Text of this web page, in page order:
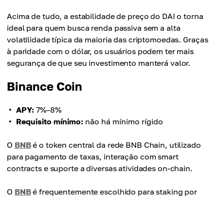
Acima de tudo, a estabilidade de preço do DAI o torna
ideal para quem busca renda passiva sem a alta
volatilidade típica da maioria das criptomoedas. Graças
à paridade com o dólar, os usuários podem ter mais
segurança de que seu investimento manterá valor.
Binance Coin
APY: 7%–8%
Requisito mínimo: não há mínimo rígido
O BNBé o token central da rede BNB Chain, utilizado
para pagamento de taxas, interação com smart
contracts e suporte a diversas atividades on-chain.
O BNBé frequentemente escolhido para staking por